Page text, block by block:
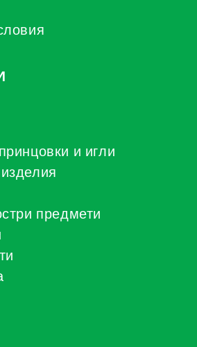
и игли
предмети